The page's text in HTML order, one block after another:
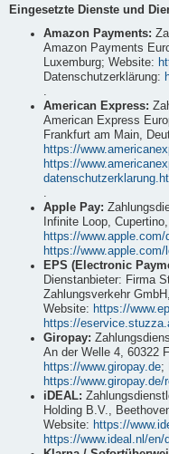
Eingesetzte Dienste und
Amazon Payments:
Amazon Payments
Luxemburg; Website:
Datenschutzerklärung:
.
American Express:
American Express
Frankfurt am Main,
https://
https://
.
Apple Pay:
Infinite Loop,
https://www.apple.com/
https://
EPS (Electronic
Dienstanbieter: Firma
Zahlungsverkehr
Website: https://
https://
Giropay:
An der Welle 4, 60322
https://www.giropay.de;
https://
iDEAL:
Holding B.V.,
Website: https://
https://www.ideal.nl/